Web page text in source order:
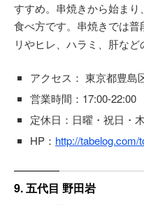
すすめ。串焼きから始ま
食べ方です。串焼きでは
リやヒレ、ハラミ、肝など
アクセス： 東京都豊島
営業時間：17:00-22:00
定休日：日曜・祝日・
HP： http://tabelog.com/
9. 五代目 野田岩